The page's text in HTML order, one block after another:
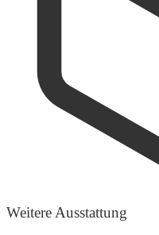
Weitere Ausstattung